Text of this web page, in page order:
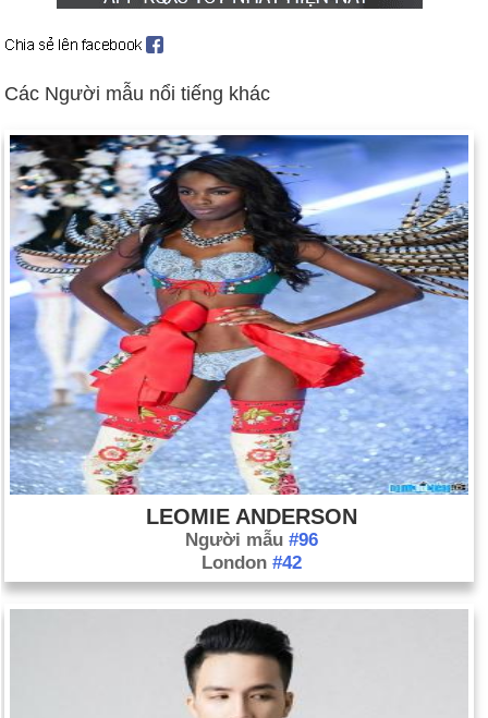
Vụ tai nạn máy bay Concorde giết chết 113 người ở gần Paris
(ngày 25 tháng 7).
chuyến thăm của nhà lãnh đạo cánh hữu Israel Ariel Sharon
intifada" vẫn tiếp tục không suy giảm (ngày 30 tháng 9 và tiếp
theo).
Cuộc nổi dậy trên toàn quốc lật đổ tổng thống Nam Tư
Milosevic (ngày 5 tháng 10); Vojislav Kostunica tuyên thệ
nhậm chức tổng thống (ngày 7 tháng 10).
Hoa Kỳ các thủy thủ trên tàu khu trục Hải quân Cole chết trong
vụ nổ khủng bố ở Yemen (ngày 12 tháng 10).
Bệnh bò điên cảnh báo châu Âu (30 tháng 11 và tiếp theo).
Xem thêm: Đánh giá 2000 năm và 2000 từng tháng
Ngày sinh Nguyễn Thùy Vi (4-5) trong lịch sử
Ngày 4-5 năm 1626:Tổng đốc người Hà Lan Peter Minuit đã
đổ bộ vào Manhattan, nơi sau này ông ta mua lại với giá 24 đô
la bằng vải và cúc đồng.
Bạo loạn ở Quảng trường Haymarket đã
nổ ra do một cuộc biểu tình lao động.
Ngày 4-5 năm 1932:Kẻ thù số một của công chúng, Al
Capone, đã bị bỏ tù vì trốn thuế.
Lễ trao giải Grammy đầu tiên đã được tổ
Các Người mẫu nổi tiếng khác
LEOMIE ANDERSON
Người mẫu #96
London #42